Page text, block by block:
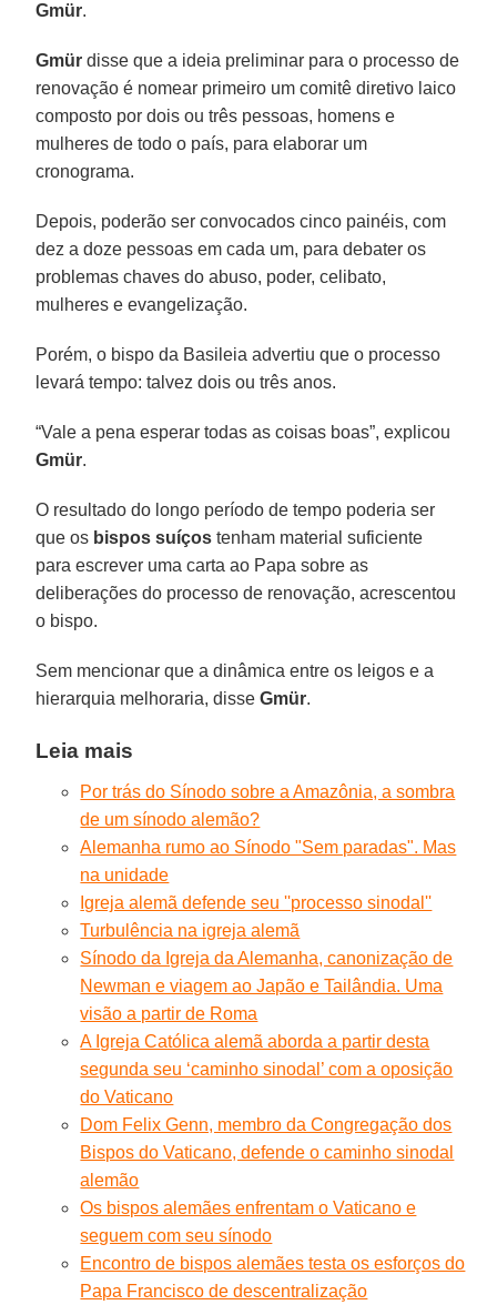
Gmür.
Gmür disse que a ideia preliminar para o processo de
renovação é nomear primeiro um comitê diretivo laico
composto por dois ou três pessoas, homens e
mulheres de todo o país, para elaborar um
cronograma.
Depois, poderão ser convocados cinco painéis, com
dez a doze pessoas em cada um, para debater os
problemas chaves do abuso, poder, celibato,
mulheres e evangelização.
Porém, o bispo da Basileia advertiu que o processo
levará tempo: talvez dois ou três anos.
“Vale a pena esperar todas as coisas boas”, explicou
Gmür.
O resultado do longo período de tempo poderia ser
que os bispos suíços tenham material suficiente
para escrever uma carta ao Papa sobre as
deliberações do processo de renovação, acrescentou
o bispo.
Sem mencionar que a dinâmica entre os leigos e a
hierarquia melhoraria, disseGmür.
Leia mais
Por trás do Sínodo sobre a Amazônia, a sombra
de um sínodo alemão?
Alemanha rumo ao Sínodo "Sem paradas". Mas
na unidade
Igreja alemã defende seu ''processo sinodal''
Turbulência na igreja alemã
Sínodo da Igreja da Alemanha, canonização de
Newman e viagem ao Japão e Tailândia. Uma
visão a partir de Roma
A Igreja Católica alemã aborda a partir desta
segunda seu ‘caminho sinodal’ com a oposição
do Vaticano
Dom Felix Genn, membro da Congregação dos
Bispos do Vaticano, defende o caminho sinodal
alemão
Os bispos alemães enfrentam o Vaticano e
seguem com seu sínodo
Encontro de bispos alemães testa os esforços do
Papa Francisco de descentralização